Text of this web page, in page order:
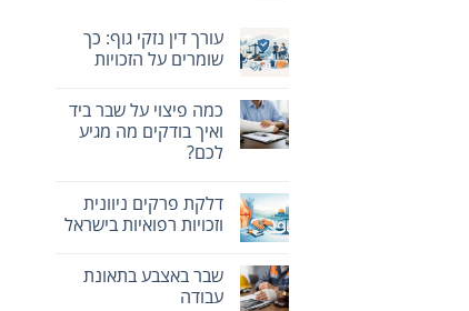
עורך דין נזקי גוף: כך
שומרים על הזכויות
כמה פיצוי על שבר ביד
ואיך בודקים מה מגיע
לכם?
דלקת פרקים ניוונית
וזכויות רפואיות בישראל
שבר באצבע בתאונת
עבודה